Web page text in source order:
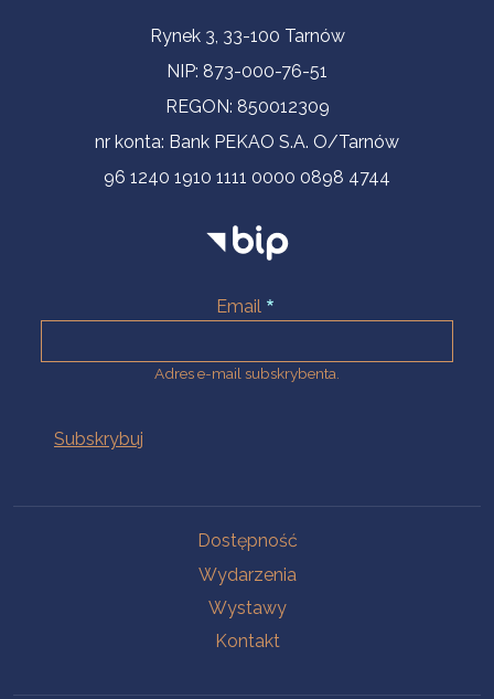
Informacje kontaktoweRynek 3, 33-100 Tarnów
NIP: 873-000-76-51
REGON: 850012309
nr konta: Bank PEKAO S.A. O/Tarnów
96 1240 1910 1111 0000 0898 4744
Email
Adres e-mail subskrybenta.
Dostępność
Wydarzenia
Wystawy
Kontakt